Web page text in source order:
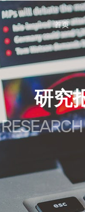
首页
研究